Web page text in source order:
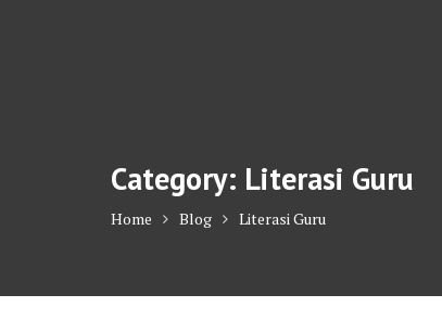
Category: Literasi Guru
Home Blog Literasi Guru